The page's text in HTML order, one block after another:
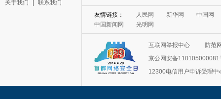
关于我们 联系我们
互联网举报中心
防范
京公网安备110105000081
12300电信用户申诉受理中